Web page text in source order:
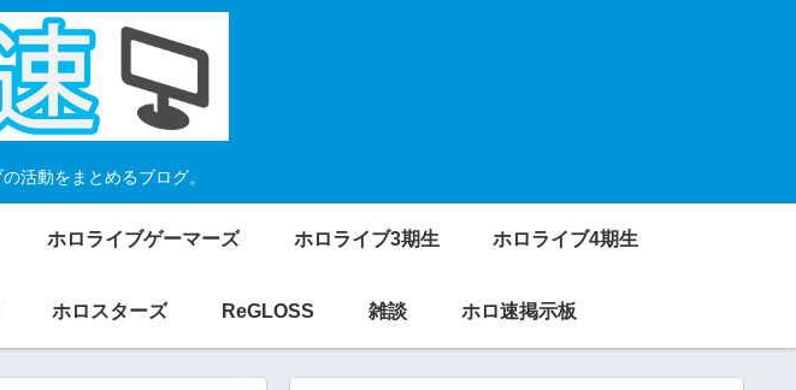
活動をまとめるブログ。
ホロライブゲーマーズ ホロライブ3期生 ホロライブ4期生
ホロスターズ ReGLOSS 雑談 ホロ速掲示板